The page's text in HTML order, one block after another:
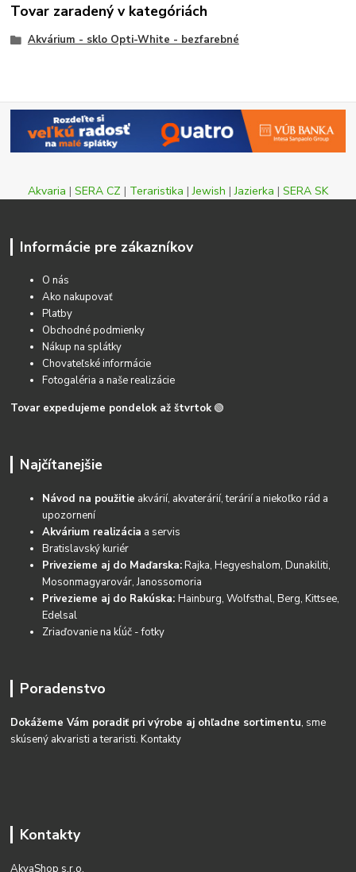
Tovar zaradený v kategóriách
Akvárium - sklo Opti-White - bezfarebné
Akvaria | SERA CZ | Teraristika |Jewish |Jazierka | SERA SK
Informácie pre zákazníkov
O nás
Ako nakupovať
Platby
Obchodné podmienky
Nákup na splátky
Chovateľské informácie
Fotogaléria a naše realizácie
Tovar expedujeme pondelok až štvrtok 🟢
Najčítanejšie
Návod na použitie akvárií, akvaterárií, terárií a niekoľko rád a
upozornení
Akvárium realizácia a servis
Bratislavský kuriér
Privezieme aj do Maďarska:Rajka, Hegyeshalom, Dunakiliti,
Mosonmagyarovár, Janossomoria
Privezieme aj do Rakúska:Hainburg, Wolfsthal, Berg, Kittsee,
Edelsal
Zriaďovanie na kĺúč - fotky
Poradenstvo
Dokážeme Vám poradiť pri výrobe aj ohľadne sortimentu, sme
skúsený akvaristi a teraristi.Kontakty
Kontakty
AkvaShop s.r.o.